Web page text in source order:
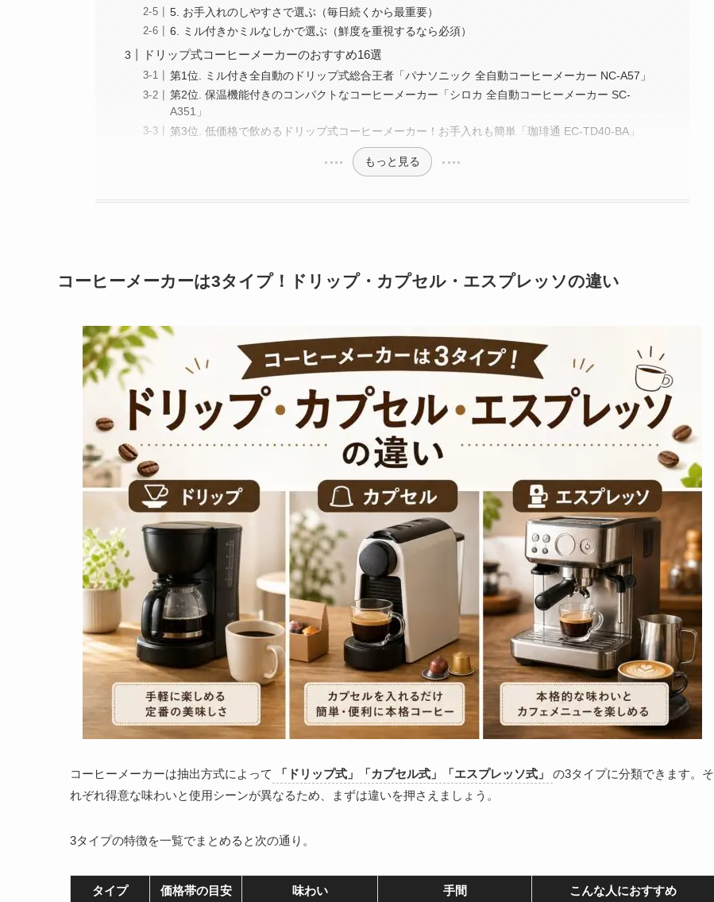
5. お手入れのしやすさで選ぶ（毎日続くから最重要）
6. ミル付きかミルなしかで選ぶ（鮮度を重視するなら必須）
ドリップ式コーヒーメーカーのおすすめ16選
第1位. ミル付き全自動のドリップ式総合王者「パナソニック 全自動コーヒーメーカー NC-A57」
第2位. 保温機能付きのコンパクトなコーヒーメーカー「シロカ 全自動コーヒーメーカー SC-
A351」
第3位. 低価格で飲めるドリップ式コーヒーメーカー！お手入れも簡単「珈琲通 EC-TD40-BA」
もっと見る
コーヒーメーカーは3タイプ！ドリップ・カプセル・エスプレッソの違い
コーヒーメーカーは抽出方式によって 「ドリップ式」「カプセル式」「エスプレッソ式」
の3タイプに分類できます。そ
れぞれ得意な味わいと使用シーンが異なるため、まずは違いを押さえましょう。
3タイプの特徴を一覧でまとめると次の通り。
タイプ 価格帯の目安 味わい 手間 こんな人におすすめ